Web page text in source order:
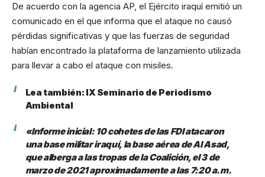
De acuerdo con la agencia AP, el Ejército iraquí emitió un
comunicado en el que informa que el ataque no causó
pérdidas significativas y que las fuerzas de seguridad
habían encontrado la plataforma de lanzamiento utilizada
para llevar a cabo el ataque con misiles.
Lea también: IX Seminario de Periodismo
Ambiental
«Informe inicial: 10 cohetes de las FDI atacaron
una base militar iraquí, la base aérea de Al Asad,
que alberga a las tropas de la Coalición, el 3 de
marzo de 2021 aproximadamente a las 7:20 a.m.